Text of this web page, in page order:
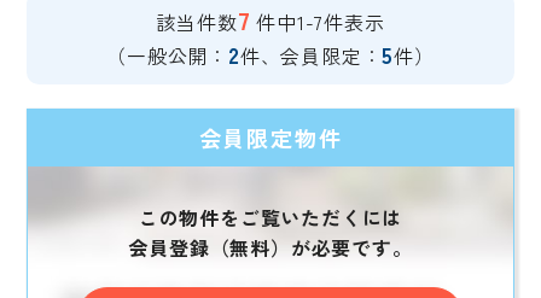
該当件数7 件中1-7件表示
（一般公開： 2件、会員限定：5件）
会員限定物件
この物件をご覧いただくには
会員登録（無料）が必要です。